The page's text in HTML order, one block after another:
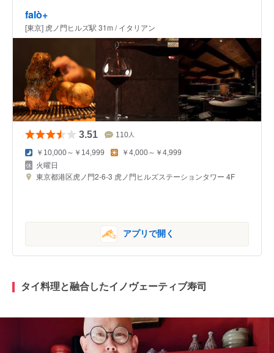
falò+
[東京] 虎ノ門ヒルズ駅 31m / イタリアン
3.51 110 人
￥10,000～￥14,999 ￥4,000～￥4,999
火曜日
東京都港区虎ノ門2-6-3 虎ノ門ヒルズステーションタワー 4F
アプリで開く
タイ料理と融合したイノヴェーティブ寿司